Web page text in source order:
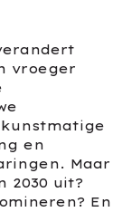
vroeger
en
Maar
2030 uit?
En